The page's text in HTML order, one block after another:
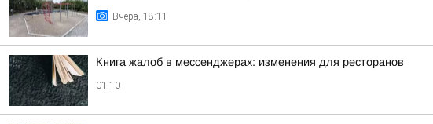
Вчера, 18:11
Книга жалоб в мессенджерах: изменения для ресторанов
01:10